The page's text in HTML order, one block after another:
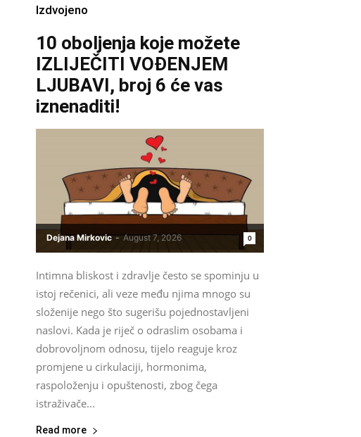
Izdvojeno
10 oboljenja koje možete
IZLIJEČITI VOĐENJEM
LJUBAVI, broj 6 će vas
iznenaditi!
Dejana Mirkovic - August 7, 2026 0
Intimna bliskost i zdravlje često se spominju u
istoj rečenici, ali veze među njima mnogo su
složenije nego što sugerišu pojednostavljeni
naslovi. Kada je riječ o odraslim osobama i
dobrovoljnom odnosu, tijelo reaguje kroz
promjene u cirkulaciji, hormonima,
raspoloženju i opuštenosti, zbog čega
istraživače...
Read more